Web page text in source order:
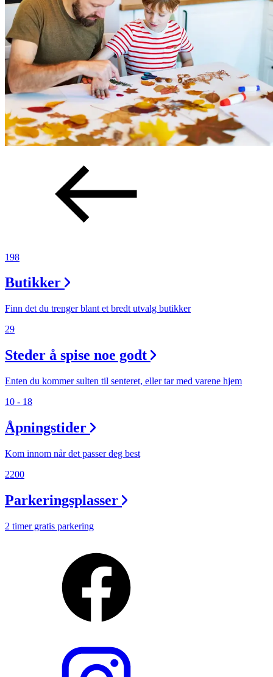
198
Butikker
Finn det du trenger blant et bredt utvalg butikker
29
Steder å spise noe godt
Enten du kommer sulten til senteret, eller tar med varene hjem
10 - 18
Åpningstider
Kom innom når det passer deg best
2200
Parkeringsplasser
2 timer gratis parkering